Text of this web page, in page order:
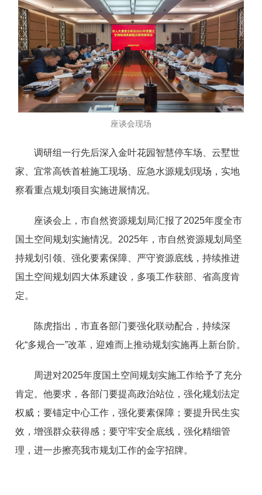
座谈会现场
调研组一行先后深入金叶花园智慧停车场、云墅世
家、宜常高铁首桩施工现场、应急水源规划现场，实地
察看重点规划项目实施进展情况。
座谈会上，市自然资源规划局汇报了2025年度全市
国土空间规划实施情况。2025年，市自然资源规划局坚
持规划引领、强化要素保障、严守资源底线，持续推进
国土空间规划四大体系建设，多项工作获部、省高度肯
定。
陈虎指出，市直各部门要强化联动配合，持续深
化“多规合一”改革，迎难而上推动规划实施再上新台阶。
周进对2025年度国土空间规划实施工作给予了充分
肯定。他要求，各部门要提高政治站位，强化规划法定
权威；要锚定中心工作，强化要素保障；要提升民生实
效，增强群众获得感；要守牢安全底线，强化精细管
理，进一步擦亮我市规划工作的金字招牌。